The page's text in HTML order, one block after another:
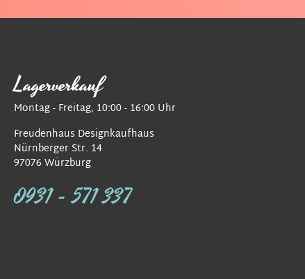
Lagerverkauf
Montag - Freitag, 10:00 - 16:00 Uhr
Freudenhaus Designkaufhaus
Nürnberger Str. 14
97076 Würzburg
0931 - 571 337